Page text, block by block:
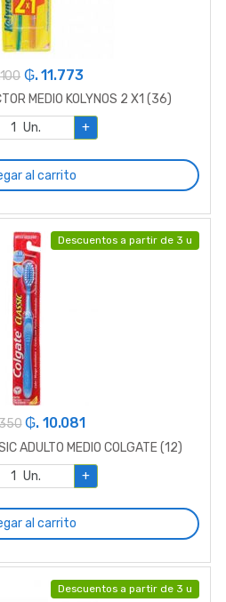
₲. 11.773
MEDIO KOLYNOS 2 X1 (36)
Un. +
al carrito
Descuentos a partir de 3 u
₲. 10.081
ADULTO MEDIO COLGATE (12)
Un. +
al carrito
Descuentos a partir de 3 u